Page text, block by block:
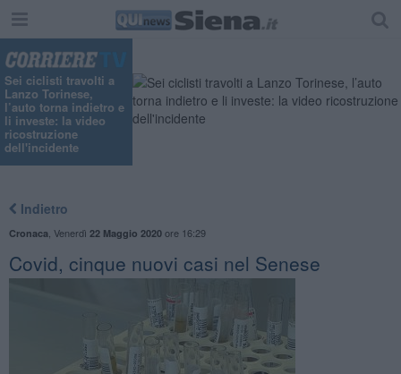
Sei ciclisti travolti a
Lanzo Torinese,
l’auto torna indietro e
li investe: la video
ricostruzione
dell'incidente
Indietro
Cronaca Venerdì 22 Maggio 2020ore 16:29
Covid, cinque nuovi casi nel Senese